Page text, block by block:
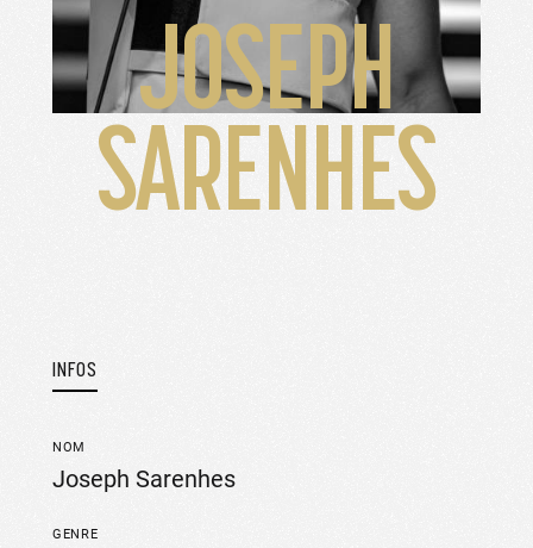
JOSEPH
SARENHES
INFOS
NOM
Joseph Sarenhes
GENRE